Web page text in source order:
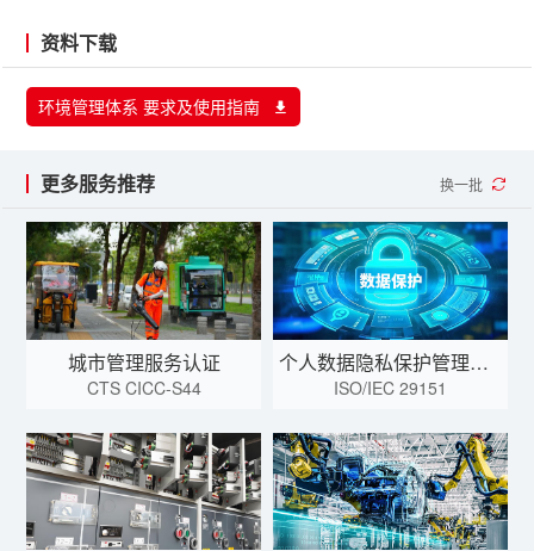
资料下载
环境管理体系 要求及使用指南
更多服务推荐 换一批
城市管理服务认证
CTS CICC-S44
个人数据隐私保护管理体系认证
ISO/IEC 29151